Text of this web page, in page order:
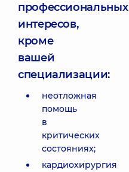
профессиональных
интересов,
кроме
вашей
специализации:
неотложная
помощь
в
критических
состояниях;
кардиохирургия